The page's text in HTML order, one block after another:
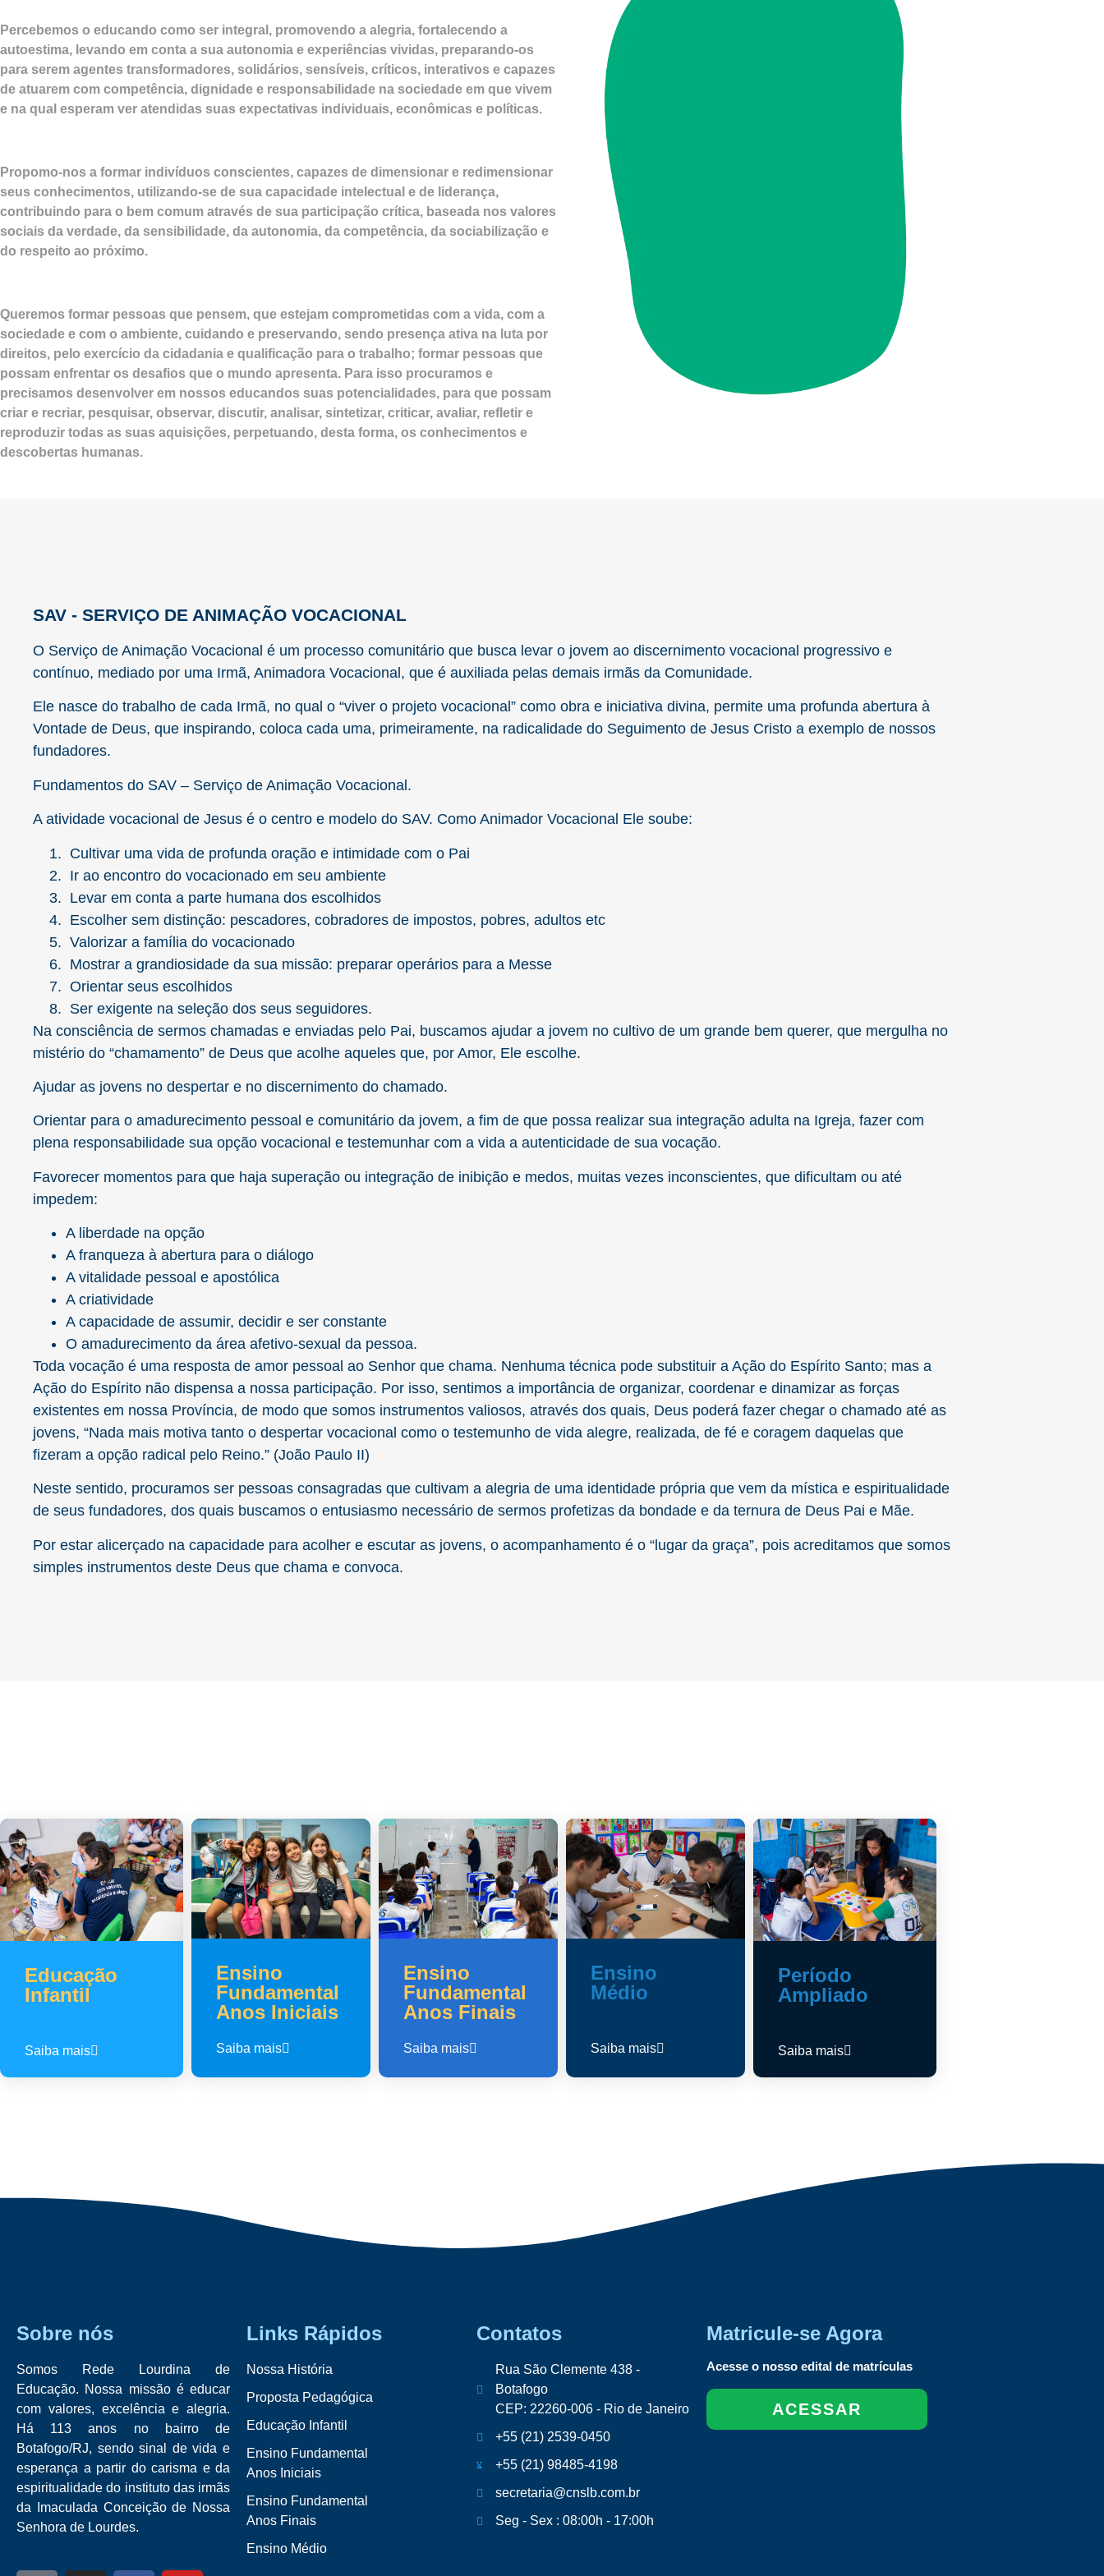
Percebemos o educando como ser integral, promovendo a alegria, fortalecendo a
autoestima, levando em conta a sua autonomia e experiências vividas, preparando-os
para serem agentes transformadores, solidários, sensíveis, críticos, interativos e capazes
de atuarem com competência, dignidade e responsabilidade na sociedade em que vivem
e na qual esperam ver atendidas suas expectativas individuais, econômicas e políticas.
Propomo-nos a formar indivíduos conscientes, capazes de dimensionar e redimensionar
seus conhecimentos, utilizando-se de sua capacidade intelectual e de liderança,
contribuindo para o bem comum através de sua participação crítica, baseada nos valores
sociais da verdade, da sensibilidade, da autonomia, da competência, da sociabilização e
do respeito ao próximo.
Queremos formar pessoas que pensem, que estejam comprometidas com a vida, com a
sociedade e com o ambiente, cuidando e preservando, sendo presença ativa na luta por
direitos, pelo exercício da cidadania e qualificação para o trabalho; formar pessoas que
possam enfrentar os desafios que o mundo apresenta. Para isso procuramos e
precisamos desenvolver em nossos educandos suas potencialidades, para que possam
criar e recriar, pesquisar, observar, discutir, analisar, sintetizar, criticar, avaliar, refletir e
reproduzir todas as suas aquisições, perpetuando, desta forma, os conhecimentos e
descobertas humanas.
SAV - SERVIÇO DE ANIMAÇÃO VOCACIONAL
O Serviço de Animação Vocacional é um processo comunitário que busca levar o jovem ao discernimento vocacional progressivo e
contínuo, mediado por uma Irmã, Animadora Vocacional, que é auxiliada pelas demais irmãs da Comunidade.
Ele nasce do trabalho de cada Irmã, no qual o “viver o projeto vocacional” como obra e iniciativa divina, permite uma profunda abertura à
Vontade de Deus, que inspirando, coloca cada uma, primeiramente, na radicalidade do Seguimento de Jesus Cristo a exemplo de nossos
fundadores.
Fundamentos do SAV – Serviço de Animação Vocacional.
A atividade vocacional de Jesus é o centro e modelo do SAV. Como Animador Vocacional Ele soube:
Cultivar uma vida de profunda oração e intimidade com o Pai
Ir ao encontro do vocacionado em seu ambiente
Levar em conta a parte humana dos escolhidos
Escolher sem distinção: pescadores, cobradores de impostos, pobres, adultos etc
Valorizar a família do vocacionado
Mostrar a grandiosidade da sua missão: preparar operários para a Messe
Orientar seus escolhidos
Ser exigente na seleção dos seus seguidores.
Na consciência de sermos chamadas e enviadas pelo Pai, buscamos ajudar a jovem no cultivo de um grande bem querer, que mergulha no
mistério do “chamamento” de Deus que acolhe aqueles que, por Amor, Ele escolhe.
Ajudar as jovens no despertar e no discernimento do chamado.
Orientar para o amadurecimento pessoal e comunitário da jovem, a fim de que possa realizar sua integração adulta na Igreja, fazer com
plena responsabilidade sua opção vocacional e testemunhar com a vida a autenticidade de sua vocação.
Favorecer momentos para que haja superação ou integração de inibição e medos, muitas vezes inconscientes, que dificultam ou até
impedem:
A liberdade na opção
A franqueza à abertura para o diálogo
A vitalidade pessoal e apostólica
A criatividade
A capacidade de assumir, decidir e ser constante
O amadurecimento da área afetivo-sexual da pessoa.
Toda vocação é uma resposta de amor pessoal ao Senhor que chama. Nenhuma técnica pode substituir a Ação do Espírito Santo; mas a
Ação do Espírito não dispensa a nossa participação. Por isso, sentimos a importância de organizar, coordenar e dinamizar as forças
existentes em nossa Província, de modo que somos instrumentos valiosos, através dos quais, Deus poderá fazer chegar o chamado até as
jovens, “Nada mais motiva tanto o despertar vocacional como o testemunho de vida alegre, realizada, de fé e coragem daquelas que
fizeram a opção radical pelo Reino.” (João Paulo II)
Neste sentido, procuramos ser pessoas consagradas que cultivam a alegria de uma identidade própria que vem da mística e espiritualidade
de seus fundadores, dos quais buscamos o entusiasmo necessário de sermos profetizas da bondade e da ternura de Deus Pai e Mãe.
Por estar alicerçado na capacidade para acolher e escutar as jovens, o acompanhamento é o “lugar da graça”, pois acreditamos que somos
simples instrumentos deste Deus que chama e convoca.
Educação
Infantil
Saiba mais
Ensino
Fundamental
Anos Iniciais
Saiba mais
Ensino
Fundamental
Anos Finais
Saiba mais
Ensino
Médio
Saiba mais
Período
Ampliado
Saiba mais
Sobre nós
Somos Rede Lourdina de
Educação. Nossa missão é educar
com valores, excelência e alegria.
Há 113 anos no bairro de
Botafogo/RJ, sendo sinal de vida e
esperança a partir do carisma e da
espiritualidade do instituto das irmãs
da Imaculada Conceição de Nossa
Senhora de Lourdes.
Links Rápidos
Nossa História
Proposta Pedagógica
Educação Infantil
Ensino Fundamental
Anos Iniciais
Ensino Fundamental
Anos Finais
Ensino Médio
Contatos
Rua São Clemente 438 -
Botafogo
CEP: 22260-006 - Rio de Janeiro
+55 (21) 2539-0450
+55 (21) 98485-4198
secretaria@cnslb.com.br
Seg - Sex : 08:00h - 17:00h
Matricule-se Agora
Acesse o nosso edital de matrículas
ACESSAR